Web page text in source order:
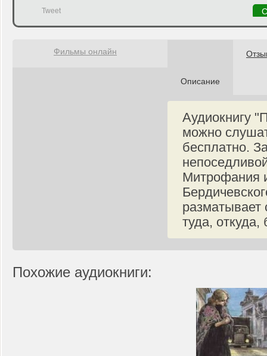
Tweet
Описание
Аудиокнигу
можно
бесплатно.
Митрофания
разматывает
туда, откуда,
Фильмы онлайн
Похожие аудиокниги: